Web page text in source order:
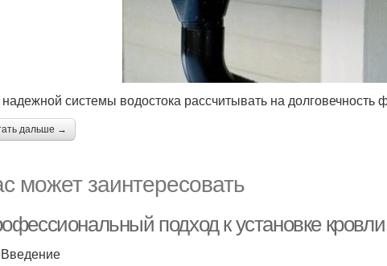
системы водостока рассчитывать на долговечность
дальше →
может заинтересовать
подход к установке